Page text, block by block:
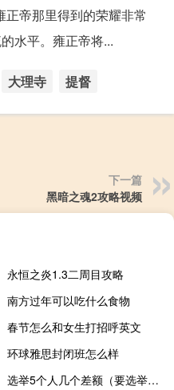
正帝那里得到的荣耀非常
水平。雍正帝将...
大理寺 提督
下一篇
黑暗之魂2攻略视频
永恒之炎1.3二周目攻略
南方过年可以吃什么食物
春节怎么和女生打招呼英文
环球雅思封闭班怎么样
选举5个人几个差额（要选举产生5人 20 差额选举 问需要多少候选人）